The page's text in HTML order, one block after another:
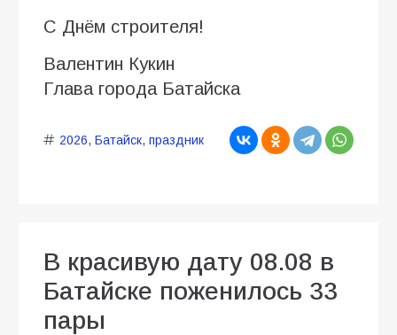
С Днём строителя!
Валентин Кукин
Глава города Батайска
2026, Батайск, праздник
В красивую дату 08.08 в
Батайске поженилось 33
пары